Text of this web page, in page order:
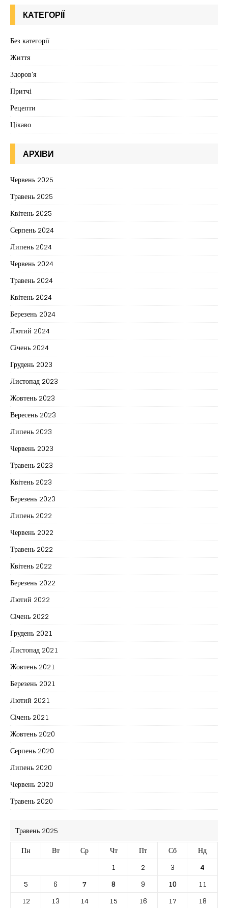
КАТЕГОРІЇ
Без категорії
Життя
Здоров'я
Притчі
Рецепти
Цікаво
АРХІВИ
Червень 2025
Травень 2025
Квітень 2025
Серпень 2024
Липень 2024
Червень 2024
Травень 2024
Квітень 2024
Березень 2024
Лютий 2024
Січень 2024
Грудень 2023
Листопад 2023
Жовтень 2023
Вересень 2023
Липень 2023
Червень 2023
Травень 2023
Квітень 2023
Березень 2023
Липень 2022
Червень 2022
Травень 2022
Квітень 2022
Березень 2022
Лютий 2022
Січень 2022
Грудень 2021
Листопад 2021
Жовтень 2021
Березень 2021
Лютий 2021
Січень 2021
Жовтень 2020
Серпень 2020
Липень 2020
Червень 2020
Травень 2020
Травень 2025
Пн
Вт Ср Чт Пт Сб
Нд
1
2 3
4
5
6 7 8 9 10
11
12
13 14 15 16 17 18